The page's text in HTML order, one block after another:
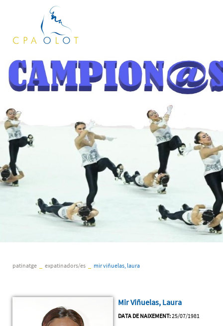
patinatge expatinadors/es mir viñuelas, laura
Mir Viñuelas, Laura
DATA DE NAIXEMENT:25/07/1981